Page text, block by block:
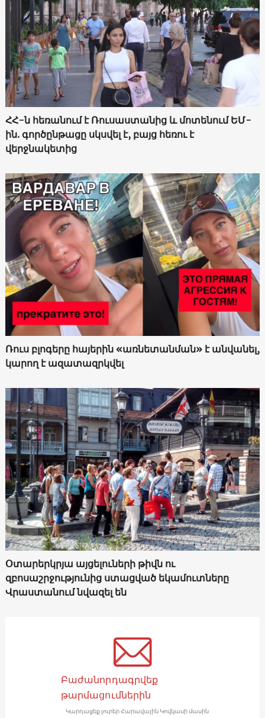
ՀՀ-ն հեռանում է Ռուսաստանից և մոտենում ԵՄ-
ին. գործընթացը սկսվել է, բայց հեռու է
վերջնակետից
Ռուս բլոգերը հայերին «առնետանման» է անվանել,
կարող է ազատազրկվել
Օտարերկրյա այցելուների թիվն ու
զբոսաշրջությունից ստացված եկամուտները
Վրաստանում նվազել են
Բաժանորդագրվեք
թարմացումներին
Կարդացեք լուրեր Հարավային Կովկասի մասին